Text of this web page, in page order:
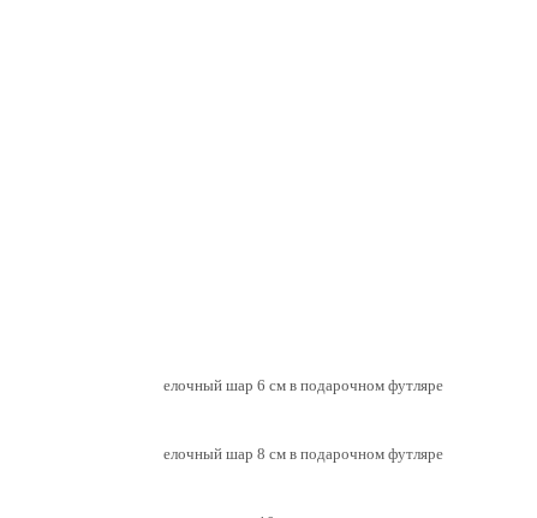
елочный шар 6 см в подарочном футляре
елочный шар 8 см в подарочном футляре